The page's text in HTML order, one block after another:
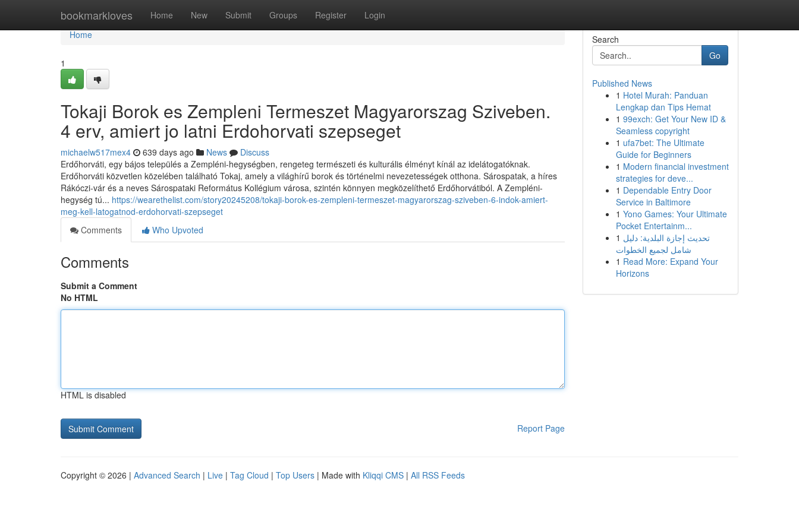
bookmarkloves Home New Submit Groups Register Login
Home
Home
1
Tokaji Borok es Zempleni Termeszet Magyarorszag Sziveben.
4 erv, amiert jo latni Erdohorvati szepseget
michaelw517mex4 639 days ago News
Discuss
Erdőhorváti, egy bájos település a Zempléni-hegységben, rengeteg természeti és kulturális élményt kínál az idelátogatóknak.
Erdőhorváti közvetlen közelében található Tokaj, amely a világhírű borok és történelmi nevezetességek otthona. Sárospatak, a híres
Rákóczi-vár és a neves Sárospataki Református Kollégium városa, szintén könnyen megközelíthető Erdőhorvátiból. A Zempléni-
hegység tú... https://wearethelist.com/story20245208/tokaji-borok-es-zempleni-termeszet-magyarorszag-sziveben-6-indok-amiert-
meg-kell-latogatnod-erdohorvati-szepseget
Comments
Who Upvoted
Comments
Submit a Comment
No HTML
HTML is disabled
Report Page
Search
Go
Published News
1 Hotel Murah: Panduan
Lengkap dan Tips Hemat
1 99exch: Get Your New ID &
Seamless copyright
1 ufa7bet: The Ultimate
Guide for Beginners
1 Modern financial investment
strategies for deve...
1 Dependable Entry Door
Service in Baltimore
1 Yono Games: Your Ultimate
Pocket Entertainm...
1 تحديث إجازة البلدية: دليل
شامل لجميع الخطوات
1 Read More: Expand Your
Horizons
Copyright © 2026 | Advanced Search | Live | Tag Cloud | Top Users | Made with Kliqqi CMS | All RSS Feeds